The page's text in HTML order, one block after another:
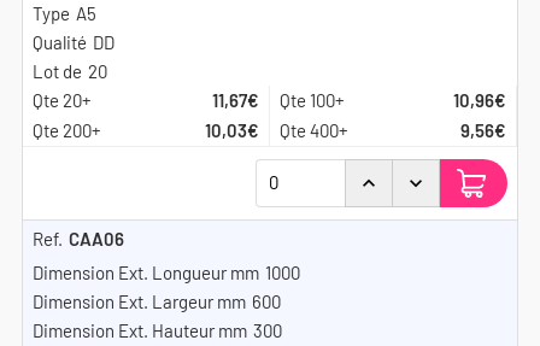
A5
DD
20
11,67€
10,96€
10,03€
9,56€
CAA06
1000
600
300